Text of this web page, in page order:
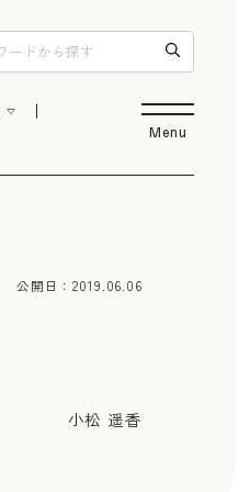
Menu
公開日：2019.06.06
小松 遥香